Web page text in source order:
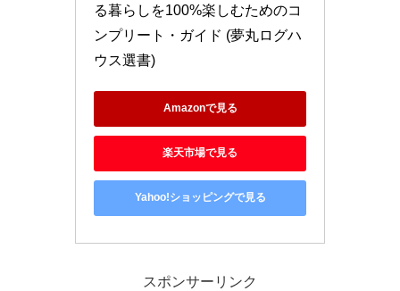
る暮らしを100%楽しむためのコ
ンプリート・ガイド (夢丸ログハ
ウス選書)
Amazonで見る
楽天市場で見る
Yahoo!ショッピングで見る
スポンサーリンク